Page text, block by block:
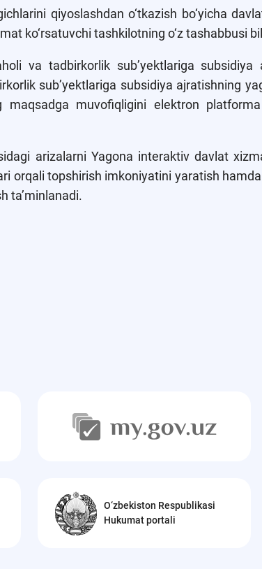
qiyoslashdan o‘tkazish bo‘yicha
ko‘rsatuvchi tashkilotning o‘z tashabbusi
va tadbirkorlik sub’yektlariga
sub’yektlariga subsidiya ajratishning
maqsadga muvofiqligini elektron
arizalarni Yagona interaktiv davlat
orqali topshirish imkoniyatini yaratish
ta’minlanadi.
O‘zbekiston Respublikasi
Hukumat portali